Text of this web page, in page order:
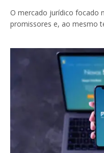
O mercado jurídico focado
promissores e, ao mesmo